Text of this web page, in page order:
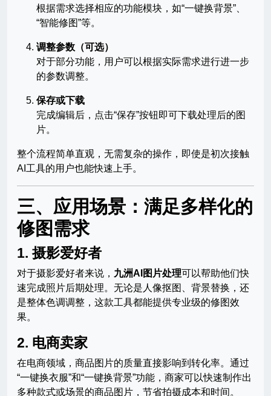
根据需求选择相应的功能模块，如“一键换背景”、
“智能修图”等。
调整参数（可选）
对于部分功能，用户可以根据实际需求进行进一步
的参数调整。
保存或下载
完成编辑后，点击“保存”按钮即可下载处理后的图
片。
整个流程简单直观，无需复杂的操作，即使是初次接触
AI工具的用户也能快速上手。
三、应用场景：满足多样化的
修图需求
1. 摄影爱好者
对于摄影爱好者来说， 九洲AI图片处理可以帮助他们快
速完成照片后期处理。无论是人像抠图、背景替换，还
是整体色调调整，这款工具都能提供专业级的修图效
果。
2. 电商卖家
在电商领域，商品图片的质量直接影响到转化率。通过
“一键换衣服”和“一键换背景”功能，商家可以快速制作出
多种款式或场景的商品图片，节省拍摄成本和时间。